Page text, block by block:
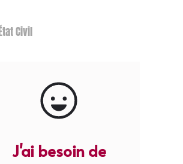
Civil
J'ai besoin de